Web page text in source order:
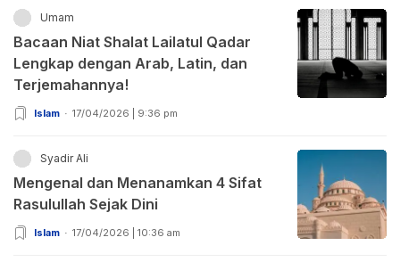
Umam
Bacaan Niat Shalat Lailatul Qadar
Lengkap dengan Arab, Latin, dan
Terjemahannya!
Islam 17/04/2026 | 9:36 pm
Syadir Ali
Mengenal dan Menanamkan 4 Sifat
Rasulullah Sejak Dini
Islam 17/04/2026 | 10:36 am